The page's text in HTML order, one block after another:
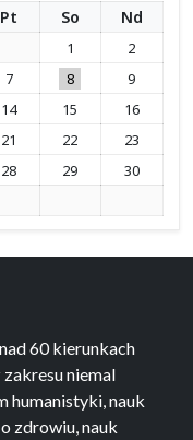
Pt So Nd
1
2
7 8
9
14 15
16
21 22
23
28 29
30
60 kierunkach
niemal
humanistyki, nauk
zdrowiu, nauk